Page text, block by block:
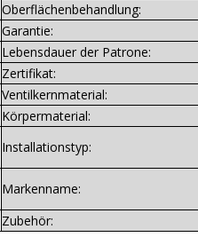
Oberflächenbehandlung:
Garantie:
Lebensdauer der Patrone:
Zertifikat:
Ventilkernmaterial:
Körpermaterial:
Installationstyp:
Markenname:
Zubehör: